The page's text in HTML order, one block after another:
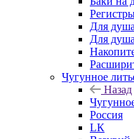
Для
Для душа
Чугунное
Назад
Россия
LК